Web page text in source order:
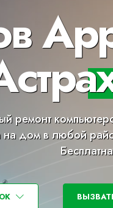
ремонт
на дом в любой